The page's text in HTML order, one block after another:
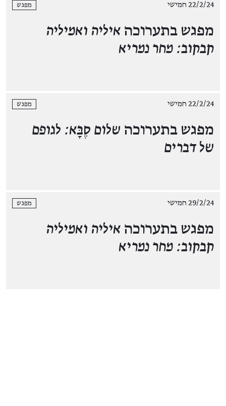
22/2/24 חמישי מפגש
מפגש בתערוכה איליה ואמיליה
קבקוב: מחר נמריא
22/2/24 חמישי מפגש
מפגש בתערוכה שלום סֶבָּא: לגופם
של דברים
29/2/24 חמישי מפגש
מפגש בתערוכה איליה ואמיליה
קבקוב: מחר נמריא